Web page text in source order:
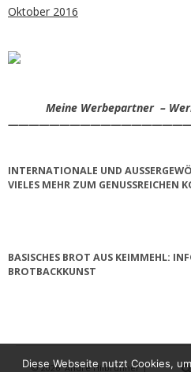
Oktober 2016
Meine Werbepartner –
INTERNATIONALE UND
IELES MEHR ZUM GENUSSREICHEN
BASISCHES BROT AUS KEIMMEHL:
BROTBACKKUNST
© 2026André Hilbrunner |
Diese Webseite nutzt Cookies,